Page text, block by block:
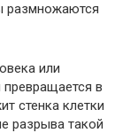
размножаются
или
превращается в
стенка клетки
разрыва такой